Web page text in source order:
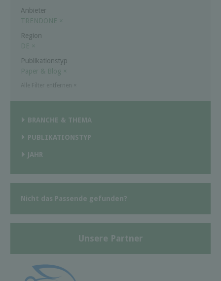
Anbieter
TRENDONE ×
Region
DE ×
Publikationstyp
Paper & Blog ×
BRANCHE & THEMA
PUBLIKATIONSTYP
JAHR
Nicht das Passende gefunden?
Unsere Partner